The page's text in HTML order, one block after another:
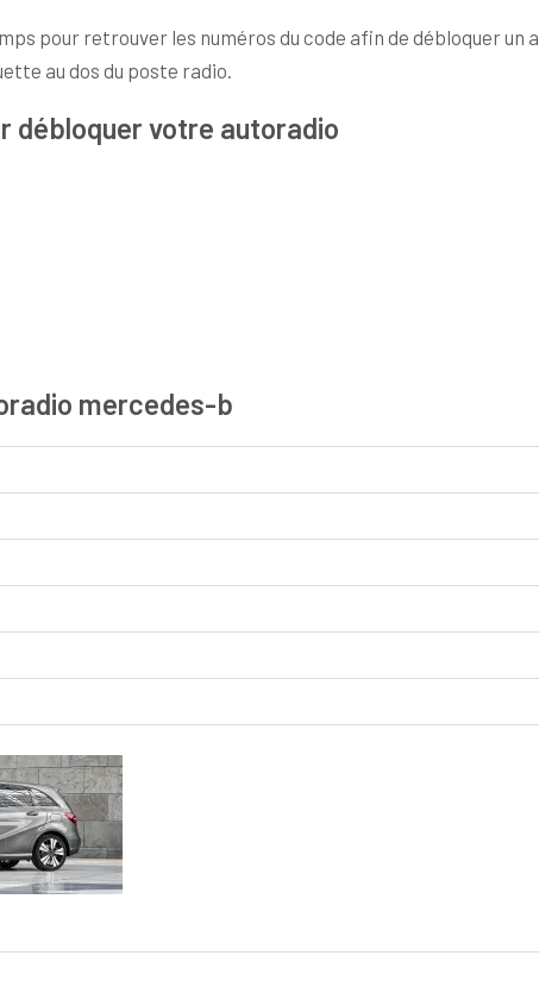
pour retrouver les numéros du code afin de débloquer un
au dos du poste radio.
débloquer votre autoradio
mercedes-b